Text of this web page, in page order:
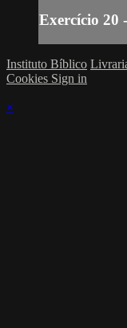
Exercício 20
Instituto Bíblico
Cookies Sign in
×